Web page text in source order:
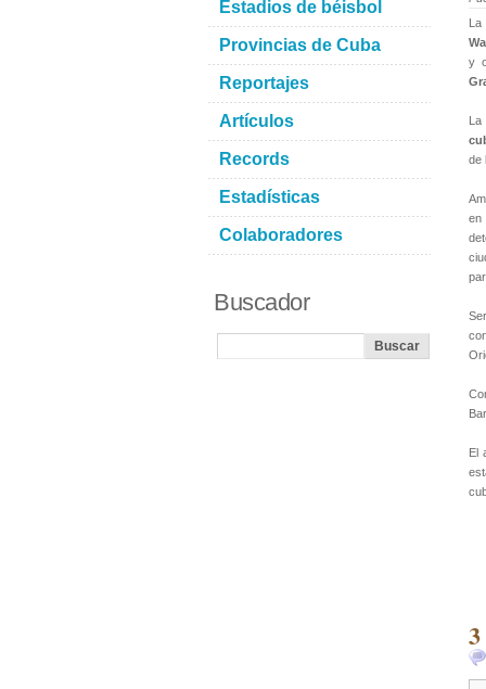
y
La
de
en
El
Estadios de béisbol
Provincias de Cuba
Reportajes
Artículos
Records
Estadísticas
Colaboradores
Buscador